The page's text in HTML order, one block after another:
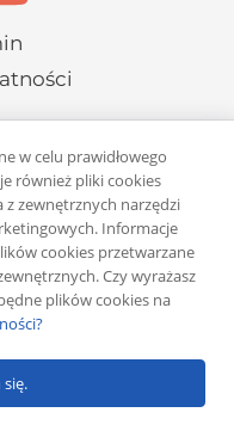
Żuber
w celu prawidłowego
również pliki cookies
zewnętrznych narzędzi
Informacje
cookies przetwarzane
Czy wyrażasz
plików cookies na
się.